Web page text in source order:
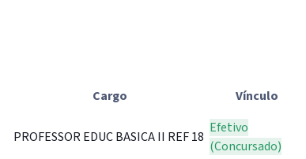
Cargo Vínculo
PROFESSOR EDUC BASICA II REF 18
Efetivo
(Concursado)